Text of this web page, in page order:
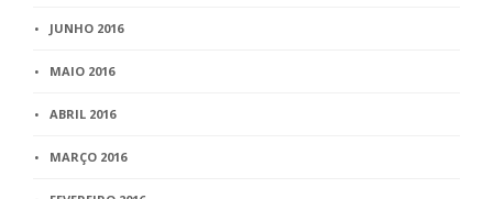
JUNHO 2016
MAIO 2016
ABRIL 2016
MARÇO 2016